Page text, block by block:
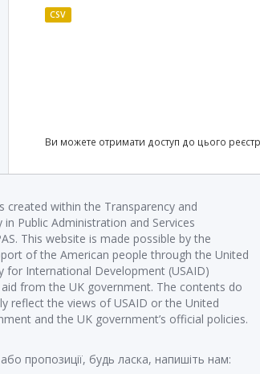
CSV
Ви можете отримати доступ до цього
created within the Transparency and
in Public Administration and Services
This website is made possible by the
of the American people through the United
for International Development (USAID)
from the UK government. The contents do
reflect the views of USAID or the United
and the UK government’s official policies.
пропозиції, будь ласка, напишіть нам: